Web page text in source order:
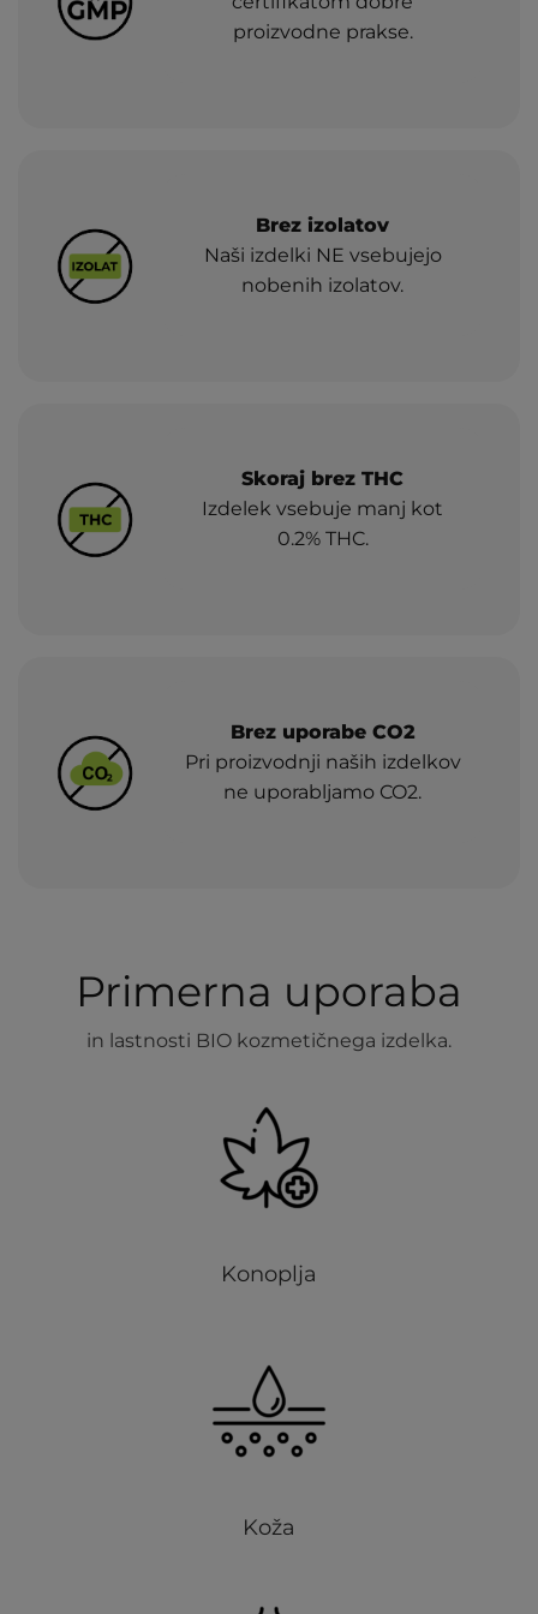
proizvodne prakse.
Brez izolatov
Naši izdelki NE vsebujejo
nobenih izolatov.
Skoraj brez THC
Izdelek vsebuje manj kot
0.2% THC.
Brez uporabe CO2
Pri proizvodnji naših izdelkov
ne uporabljamo CO2.
Primerna uporaba
in lastnosti BIO kozmetičnega izdelka.
Konoplja
Koža